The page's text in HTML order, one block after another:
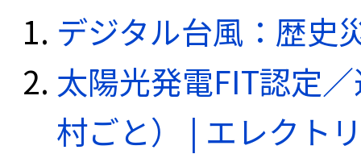
デジタル台風：歴史
太陽光発電FIT認定
村ごと） | エレクト